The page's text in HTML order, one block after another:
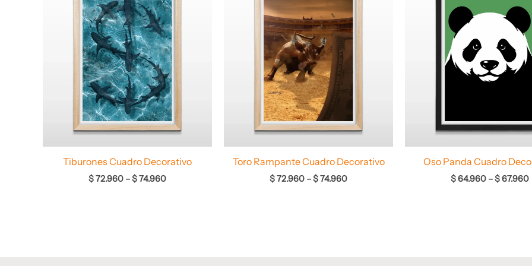
Tiburones Cuadro Decorativo
$72.960 –$74.960
$ 72.960
hasta
$ 74.960
Toro Rampante Cuadro Decorativo
$72.960 –$74.960
$ 72.960
hasta
$ 74.960
Oso Panda Cuadro
$64.960 –$67.960